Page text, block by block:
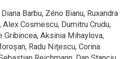
Barbu, Zéno Bianu, Ruxandra
Alex Cosmescu, Dumitru Crudu,
Gribincea, Aksinia Mihaylova,
Radu Niţescu, Corina